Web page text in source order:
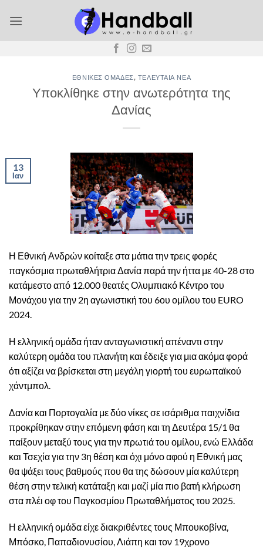
στο
ΕΘΝΙΚΈΣ ΟΜΆΔΕΣ, ΤΕΛΕΥΤΑΊΑ ΝΈΑ
Υποκλίθηκε στην ανωτερότητα της
Δανίας
13
Ιαν
Η Εθνική Ανδρών κοίταξε στα μάτια την τρεις φορές
παγκόσμια πρωταθλήτρια Δανία παρά την ήττα με 40-28 στο
κατάμεστο από 12.000 θεατές Ολυμπιακό Κέντρο του
Μονάχου για την 2η αγωνιστική του 6ου ομίλου του EURO
2024.
Η ελληνική ομάδα ήταν ανταγωνιστική απέναντι στην
καλύτερη ομάδα του πλανήτη και έδειξε για μια ακόμα φορά
ότι αξίζει να βρίσκεται στη μεγάλη γιορτή του ευρωπαϊκού
χάντμπολ.
Δανία και Πορτογαλία με δύο νίκες σε ισάριθμα παιχνίδια
προκρίθηκαν στην επόμενη φάση και τη Δευτέρα 15/1 θα
παίξουν μεταξύ τους για την πρωτιά του ομίλου, ενώ Ελλάδα
και Τσεχία για την 3η θέση και όχι μόνο αφού η Εθνική μας
θα ψάξει τους βαθμούς που θα της δώσουν μία καλύτερη
θέση στην τελική κατάταξη και μαζί μία πιο βατή κλήρωση
στα πλέι οφ του Παγκοσμίου Πρωταθλήματος του 2025.
Η ελληνική ομάδα είχε διακριθέντες τους Μπουκοβίνα,
Μπόσκο, Παπαδιονυσίου, Λιάπη και τον 19χρονο